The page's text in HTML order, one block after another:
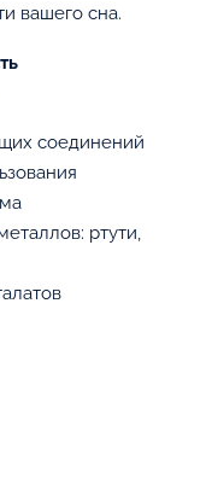
вашего сна.
соединений
ртути,